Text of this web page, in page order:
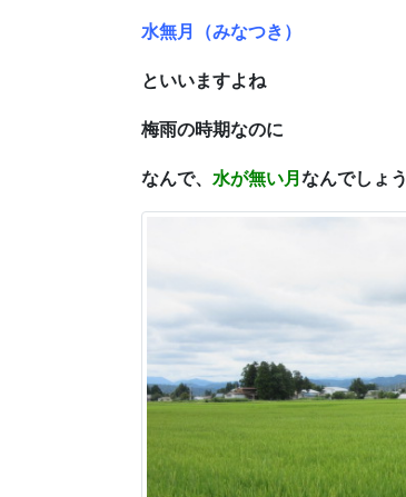
水無月（みなつき）
といいますよね
梅雨の時期なのに
なんで、 水が無い月 なんでしょう